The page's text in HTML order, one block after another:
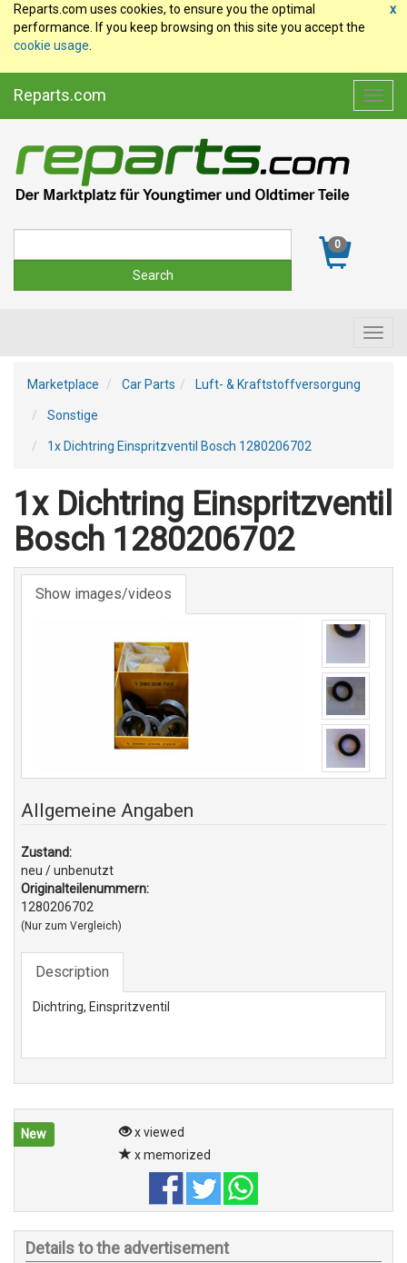
x
Reparts.com uses cookies, to ensure you the optimal
performance. If you keep browsing on this site you accept the
cookie usage
Reparts.com
0
Marketplace Car Parts Luft- & Kraftstoffversorgung
Sonstige
1x Dichtring Einspritzventil Bosch 1280206702
1x Dichtring Einspritzventil
Bosch 1280206702
Show images/videos
Allgemeine Angaben
Zustand:
neu / unbenutzt
Originalteilenummern:
1280206702
(Nur zum Vergleich)
Description
Dichtring, Einspritzventil
New
x viewed
x memorized
Details to the advertisement